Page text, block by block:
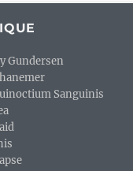
Gundersen
Sanguinis